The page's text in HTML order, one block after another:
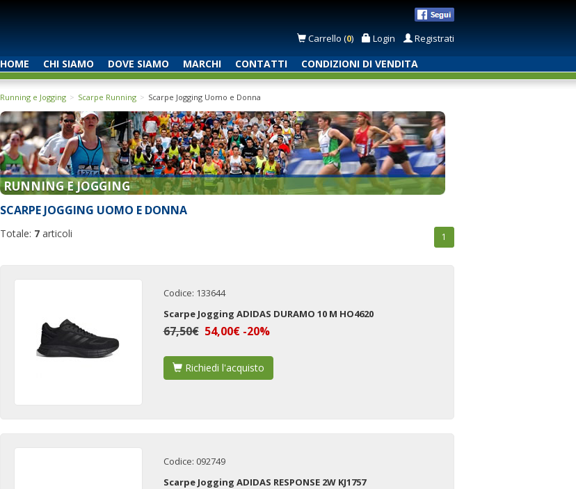
Carrello (0) Login Registrati
HOME CHI SIAMO DOVE SIAMO MARCHI CONTATTI CONDIZIONI DI VENDITA
Running e Jogging Scarpe Running Scarpe Jogging Uomo e Donna
RUNNING E JOGGING
SCARPE JOGGING UOMO E DONNA
Totale: 7 articoli 1
Codice: 133644
Scarpe Jogging ADIDAS DURAMO 10 M HO4620
67,50€ 54,00€ -20%
Richiedi l'acquisto
Codice: 092749
Scarpe Jogging ADIDAS RESPONSE 2W KJ1757